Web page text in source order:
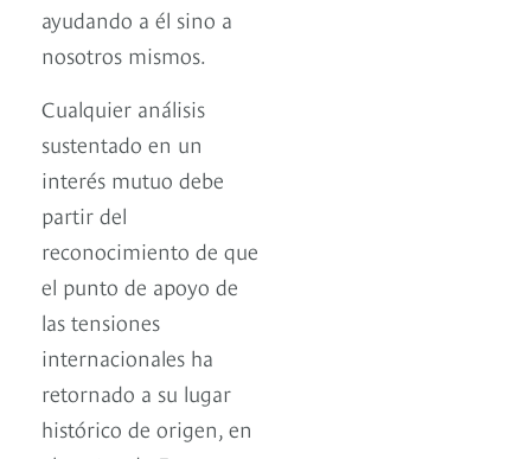
ayudando a él sino a
nosotros mismos.
Cualquier análisis
sustentado en un
interés mutuo debe
partir del
reconocimiento de que
el punto de apoyo de
las tensiones
internacionales ha
retornado a su lugar
histórico de origen, en